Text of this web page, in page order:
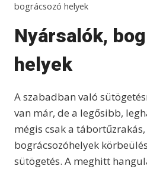
bográcsozó helyek
Nyársalók,
helyek
A szabadban való
van már, de a legősibb,
mégis csak a
bográcsozóhelyek
sütögetés. A meghitt